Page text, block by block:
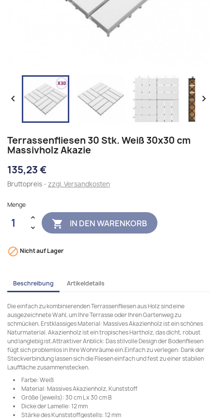
 
Terrassenfliesen 30 Stk. Weiß 30x30 cm
Massivholz Akazie
135,23 €
Bruttopreis zzgl. Versandkosten
Menge
 IN DEN WARENKORB
 Nicht auf Lager
Beschreibung Artikeldetails
Die einfach zu kombinierenden Terrassenfliesen aus Holz sind eine
ausgezeichnete Wahl, um Ihre Terrasse oder Ihren Gartenweg zu
schmücken. Erstklassiges Material: Massives Akazienholz ist ein schönes
Naturmaterial. Akazienholz ist ein tropisches Hartholz, das dicht, robust
und langlebig ist.Attraktiver Anblick: Das stilvolle Design der Bodenfliesen
fügt sich problemlos in Ihre Wohnräume ein.Einfach zu verlegen: Dank der
Steckverbindung lassen sich die Fliesen einfach und fest zu einer stabilen
Lauffläche zusammenstecken.
Farbe: Weiß
Material: Massives Akazienholz, Kunststoff
Größe (jeweils): 30 cm L x 30 cm B
Dicke der Lamelle: 12 mm
Stärke des Kunststoffgestells: 12 mm